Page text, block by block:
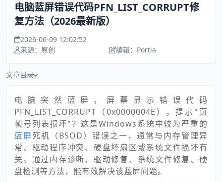
电脑蓝屏错误代码PFN_LIST_CORRUPT修
复方法（2026最新版）
2026-06-09 12:02:52
来源：原创
编辑：Portia
文章目录
电脑突然蓝屏，屏幕显示错误代码
PFN_LIST_CORRUPT（0x0000004E），提示"页
帧号列表损坏"？这是Windows系统中较为严重的
蓝屏死机（BSOD）错误之一，通常与内存管理异
常、驱动程序冲突、硬盘坏扇区或系统文件损坏有
关。通过内存诊断、驱动修复、系统文件修复、硬
盘检测等方法，能有效解决该蓝屏问题。